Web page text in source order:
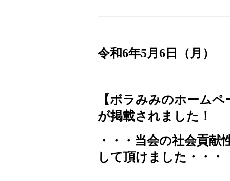
令和6年5月 6 日（月）
【ボラみみのホーム
が掲載されました！
・・・当会の社会貢
して頂けました・・・